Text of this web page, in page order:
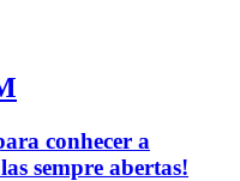
conhecer a
sempre abertas!